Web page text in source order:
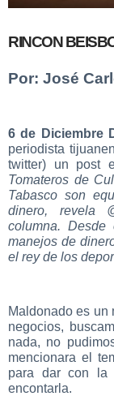
RINCON
Por: José
6 de Diciembre
periodista
twitter) un post
Tomateros de
Tabasco son
dinero, revela
columna.
manejos de
el rey de los
Maldonado es un
negocios,
nada, no
mencionara el
para dar con la
encontarla.